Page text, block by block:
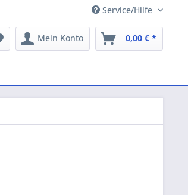
Service/Hilfe
Mein Konto 0,00 € *